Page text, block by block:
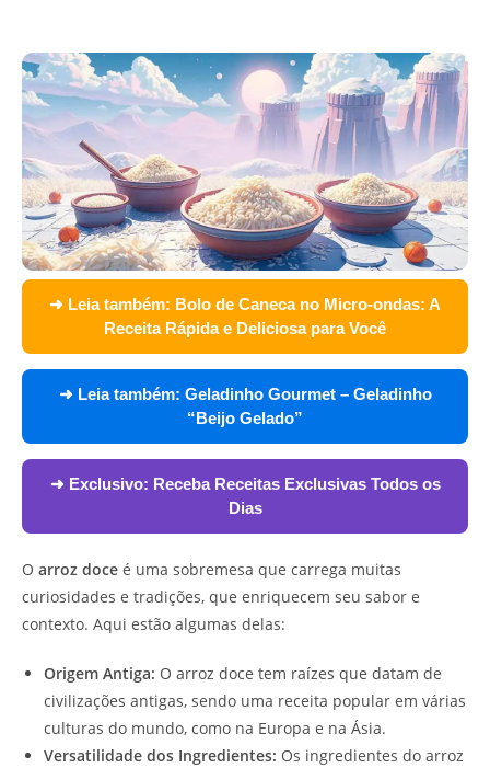
➜ Leia também: Bolo de Caneca no Micro-ondas: A
Receita Rápida e Deliciosa para Você
➜ Leia também: Geladinho Gourmet – Geladinho
“Beijo Gelado”
➜ Exclusivo: Receba Receitas Exclusivas Todos os
Dias
O arroz doce é uma sobremesa que carrega muitas
curiosidades e tradições, que enriquecem seu sabor e
contexto. Aqui estão algumas delas:
Origem Antiga: O arroz doce tem raízes que datam de
civilizações antigas, sendo uma receita popular em várias
culturas do mundo, como na Europa e na Ásia.
Versatilidade dos Ingredientes: Os ingredientes do arroz